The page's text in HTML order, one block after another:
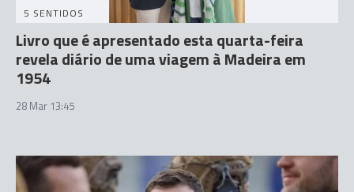
5 SENTIDOS
Livro que é apresentado esta quarta-feira
revela diário de uma viagem à Madeira em
1954
28 Mar 13:45